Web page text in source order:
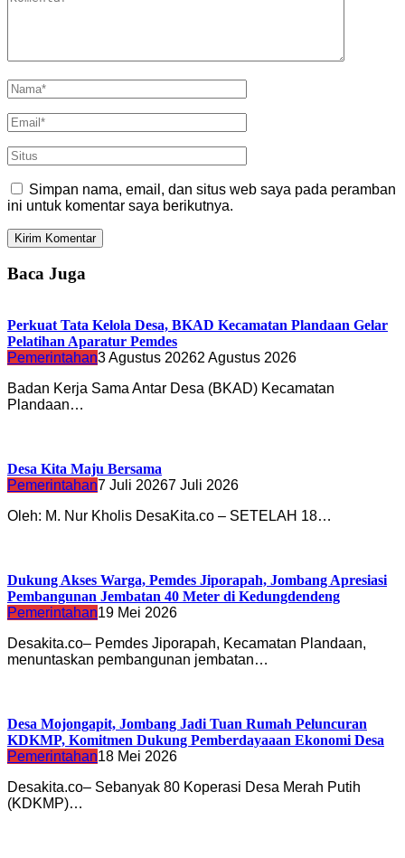
Simpan nama, email, dan situs web saya pada peramban
ini untuk komentar saya berikutnya.
Baca Juga
Perkuat Tata Kelola Desa, BKAD Kecamatan Plandaan Gelar
Pelatihan Aparatur Pemdes
Pemerintahan3 Agustus 20262 Agustus 2026
Badan Kerja Sama Antar Desa (BKAD) Kecamatan
Plandaan…
Desa Kita Maju Bersama
Pemerintahan7 Juli 20267 Juli 2026
Oleh: M. Nur Kholis DesaKita.co – SETELAH 18…
Dukung Akses Warga, Pemdes Jiporapah, Jombang Apresiasi
Pembangunan Jembatan 40 Meter di Kedungdendeng
Pemerintahan19 Mei 2026
Desakita.co– Pemdes Jiporapah, Kecamatan Plandaan,
menuntaskan pembangunan jembatan…
Desa Mojongapit, Jombang Jadi Tuan Rumah Peluncuran
KDKMP, Komitmen Dukung Pemberdayaaan Ekonomi Desa
Pemerintahan18 Mei 2026
Desakita.co– Sebanyak 80 Koperasi Desa Merah Putih
(KDKMP)…